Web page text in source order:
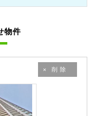
物件
削除